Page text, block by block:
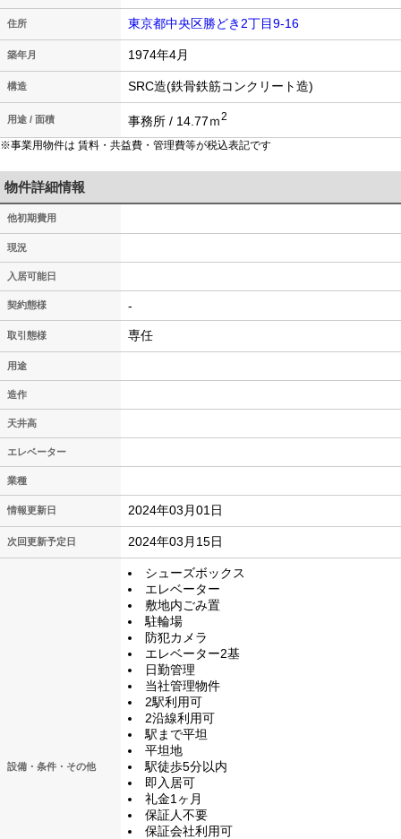
住所 東京都中央区勝どき2丁目9-16
築年月 1974年4月
構造 SRC造(鉄骨鉄筋コンクリート造)
用途 / 面積 事務所 / 14.77ｍ2
※事業用物件は 賃料・共益費・管理費等が税込表記です
物件詳細情報
他初期費用
現況
入居可能日
契約態様 -
取引態様 専任
用途
造作
天井高
エレベーター
業種
情報更新日 2024年03月01日
次回更新予定日 2024年03月15日
設備・条件・その他
シューズボックス
エレベーター
敷地内ごみ置
駐輪場
防犯カメラ
エレベーター2基
日勤管理
当社管理物件
2駅利用可
2沿線利用可
駅まで平坦
平坦地
駅徒歩5分以内
即入居可
礼金1ヶ月
保証人不要
保証会社利用可